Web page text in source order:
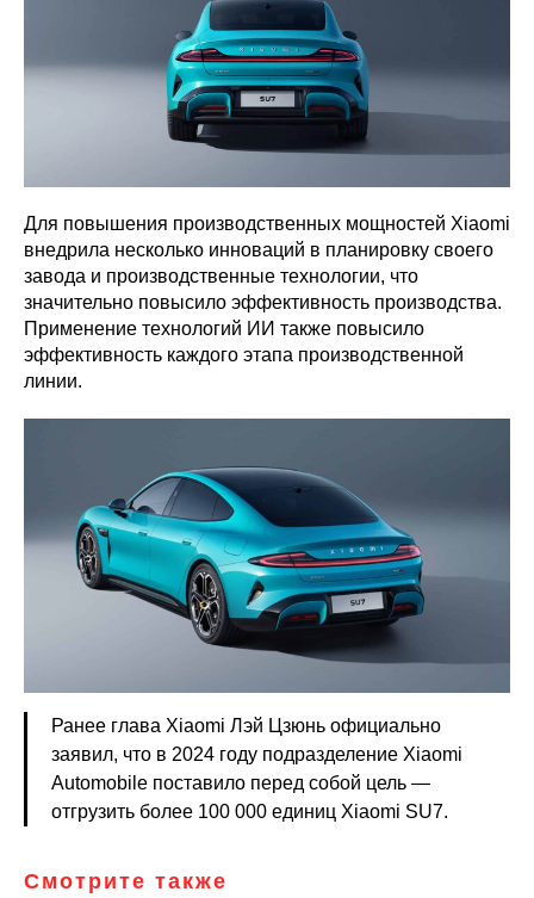
Для повышения производственных мощностей Xiaomi
внедрила несколько инноваций в планировку своего
завода и производственные технологии, что
значительно повысило эффективность производства.
Применение технологий ИИ также повысило
эффективность каждого этапа производственной
линии.
Ранее глава Xiaomi Лэй Цзюнь официально
заявил, что в 2024 году подразделение Xiaomi
Automobile поставило перед собой цель —
отгрузить более 100 000 единиц Xiaomi SU7.
Смотрите также